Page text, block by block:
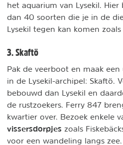
het aquarium van Lysekil.
dan 40 soorten die je in de
Lysekil tegen kan komen
3. Skaftö
Pak de veerboot en maak
in de Lysekil-archipel: Skaftö.
bebouwd dan Lysekil en
de rustzoekers. Ferry 847
kwartier over. Bezoek enkele
vissersdorpjes zoals
voor een wandeling langs